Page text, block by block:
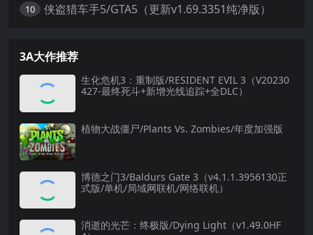
10 侠盗猎车手5/GTA5（更新v1.69.3351纯净版）
3A大作推荐
生化危机3：重制版/RESIDENT EVIL 3（V20230
427-最终死斗+新增光线追踪+全DLC）
植物大战僵尸/Plants Vs. Zombies/年度加强版
博德之门3/Baldurs Gate 3（v4.1.1.3956130正
式版/单机/局域网联机/网络联机）
消逝的光芒：终极版/Dying Light（v1.49.0HF